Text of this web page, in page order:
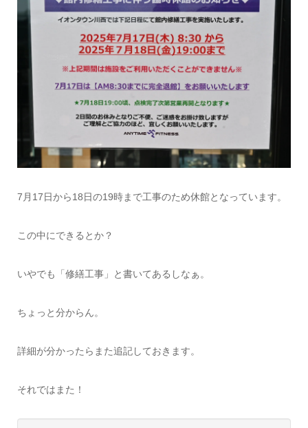
7月17日から18日の19時まで工事のため休館となっています。
この中にできるとか？
いやでも「修繕工事」と書いてあるしなぁ。
ちょっと分からん。
詳細が分かったらまた追記しておきます。
それではまた！